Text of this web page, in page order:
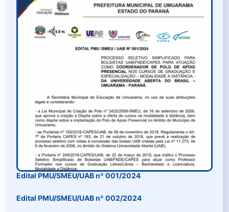
Edital PMU/SMEU/UAB nº 001/2024
Edital PMU/SMEU/UAB nº 002/2024